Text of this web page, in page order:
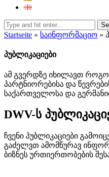
Startseite » საინფორმაციო »
პუბლიკაციები
ამ გვერდზე იხილავთ
პარტნიორებისა და
საქართველოსა და
DWV-ს
ჩვენი პუბლიკაციები
გაძელვთ ამომწურავ
ბიზნეს ურთიერთობების